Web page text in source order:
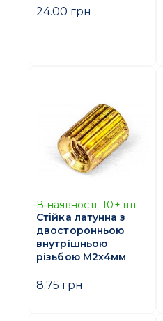
24.00 грн
В наявності: 10+ шт.
Стійка латунна з
двосторонньою
внутрішньою
різьбою M2х4мм
8.75 грн